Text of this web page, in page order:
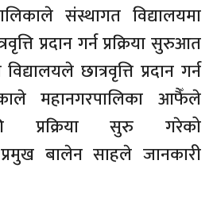
संस्थागत विद्यालयमा
प्रदान गर्न प्रक्रिया सुरुआत
छात्रवृत्ति प्रदान गर्न
महानगरपालिका आफैँले
प्रक्रिया सुरु गरेको
बालेन साहले जानकारी